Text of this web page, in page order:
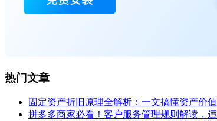
热门文章
固定资产折旧原理全解析：一文搞懂资产价
拼多多商家必看！客户服务管理规则解读，